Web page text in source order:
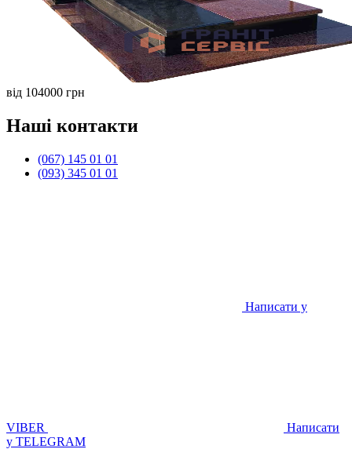
від 104000 грн
Наші контакти
(067) 145 01 01
(093) 345 01 01
Написати у
VIBER
Написати
у TELEGRAM